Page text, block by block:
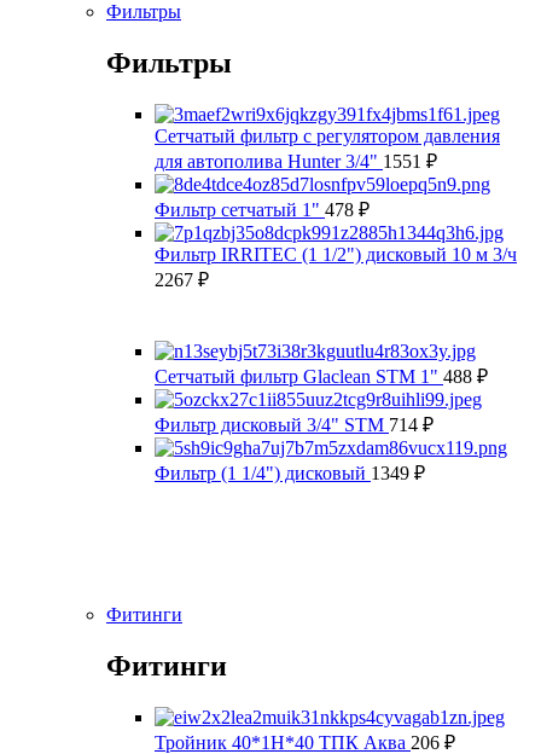
Фильтры
Фильтры
Сетчатый фильтр с регулятором давления
для автополива Hunter 3/4" 1551 ₽
Фильтр сетчатый 1" 478 ₽
Фильтр IRRITEC (1 1/2") дисковый 10 м 3/ч
2267 ₽
Сетчатый фильтр Glaclean STM 1" 488 ₽
Фильтр дисковый 3/4" STM 714 ₽
Фильтр (1 1/4") дисковый 1349 ₽
Фитинги
Фитинги
Тройник 40*1Н*40 ТПК Аква 206 ₽